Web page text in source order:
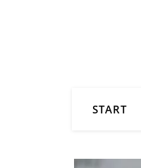
START